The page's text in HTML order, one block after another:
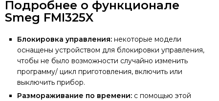
Подробнее о функционале
Smeg FMI325X
Блокировка управления: некоторые модели
оснащены устройством для блокировки управления,
чтобы не было возможности случайно изменить
программу/ цикл приготовления, включить или
выключить прибор.
Размораживание по времени: с помощью этой